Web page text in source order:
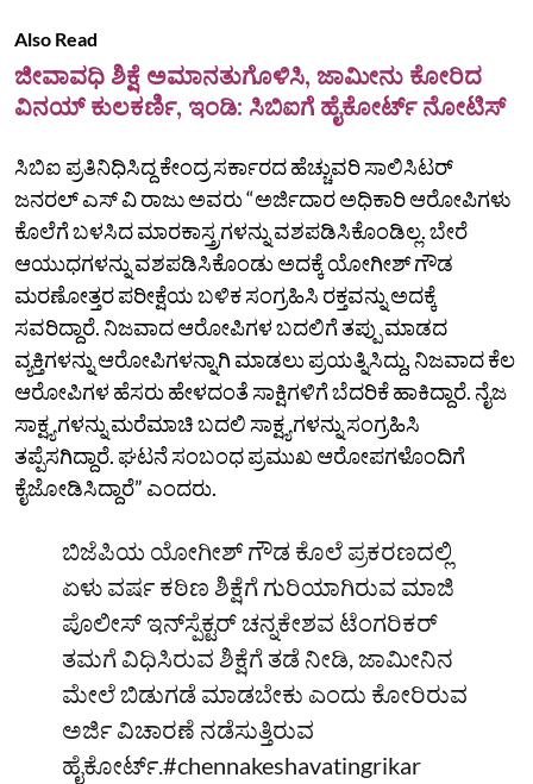
Also Read
ಜೀವಾವಧಿ ಶಿಕ್ಷೆ ಅಮಾನತುಗೊಳಿಸಿ, ಜಾಮೀನು ಕೋರಿದ
ವಿನಯ್‌ ಕುಲಕರ್ಣಿ, ಇಂಡಿ: ಸಿಬಿಐಗೆ ಹೈಕೋರ್ಟ್‌ ನೋಟಿಸ್‌
ಸಿಬಿಐ ಪ್ರತಿನಿಧಿಸಿದ್ದ ಕೇಂದ್ರ ಸರ್ಕಾರದ ಹೆಚ್ಚುವರಿ ಸಾಲಿಸಿಟರ್
ಜನರಲ್ ಎಸ್ ವಿ ರಾಜು ಅವರು “ಅರ್ಜಿದಾರ ಅಧಿಕಾರಿ ಆರೋಪಿಗಳು
ಕೊಲೆಗೆ ಬಳಸಿದ ಮಾರಕಾಸ್ತ್ರಗಳನ್ನು ವಶಪಡಿಸಿಕೊಂಡಿಲ್ಲ. ‌ಬೇರೆ
ಆಯುಧಗಳನ್ನು‌ ವಶಪಡಿಸಿಕೊಂಡು ಅದಕ್ಕೆ ಯೋಗೀಶ್‌ ಗೌಡ
ಮರಣೋತ್ತರ ಪರೀಕ್ಷೆಯ ಬಳಿಕ ಸಂಗ್ರಹಿಸಿ ರಕ್ತವನ್ನು ಅದಕ್ಕೆ
ಸವರಿದ್ದಾರೆ.‌ ನಿಜವಾದ ಆರೋಪಿಗಳ ಬದಲಿಗೆ ತಪ್ಪು ಮಾಡದ
ವ್ಯಕ್ತಿಗಳನ್ನು ಆರೋಪಿಗಳನ್ನಾಗಿ ಮಾಡಲು ಪ್ರಯತ್ನಿಸಿದ್ದು, ನಿಜವಾದ ಕೆಲ
ಆರೋಪಿಗಳ ಹೆಸರು ಹೇಳದಂತೆ ಸಾಕ್ಷಿಗಳಿಗೆ ಬೆದರಿಕೆ ಹಾಕಿದ್ದಾರೆ. ನೈಜ
ಸಾಕ್ಷ್ಯಗಳನ್ನು ಮರೆಮಾಚಿ ಬದಲಿ ಸಾಕ್ಷ್ಯಗಳನ್ನು ಸಂಗ್ರಹಿಸಿ
ತಪ್ಪೆಸಗಿದ್ದಾರೆ. ಘಟನೆ ಸಂಬಂಧ ಪ್ರಮುಖ ಆರೋಪಗಳೊಂದಿಗೆ
ಕೈಜೋಡಿಸಿದ್ದಾರೆ” ಎಂದರು.
ಬಿಜೆಪಿಯ ಯೋಗೀಶ್‌ ಗೌಡ ಕೊಲೆ ಪ್ರಕರಣದಲ್ಲಿ
ಏಳು ವರ್ಷ ಕಠಿಣ ಶಿಕ್ಷೆಗೆ ಗುರಿಯಾಗಿರುವ ಮಾಜಿ
ಪೊಲೀಸ್‌ ಇನ್‌ಸ್ಪೆಕ್ಟರ್‌ ಚನ್ನಕೇಶವ ಟೆಂಗರಿಕರ್‌
ತಮಗೆ ವಿಧಿಸಿರುವ ಶಿಕ್ಷೆಗೆ ತಡೆ ನೀಡಿ, ಜಾಮೀನಿನ
ಮೇಲೆ ಬಿಡುಗಡೆ ಮಾಡಬೇಕು ಎಂದು ಕೋರಿರುವ
ಅರ್ಜಿ ವಿಚಾರಣೆ ನಡೆಸುತ್ತಿರುವ
ಹೈಕೋರ್ಟ್‌.#chennakeshavatingrikar